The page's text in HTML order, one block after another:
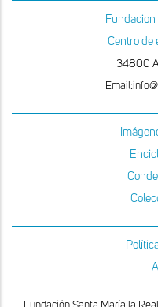
Fundacion
Centro de
34800